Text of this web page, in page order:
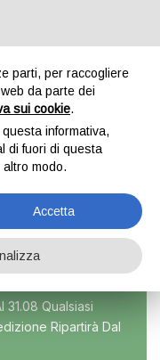
C 220 berlina”
31.08 Qualsiasi
Ripartirà Dal
parti, per raccogliere
da parte dei
sui cookie.
informativa,
di fuori di questa
modo.
Accetta